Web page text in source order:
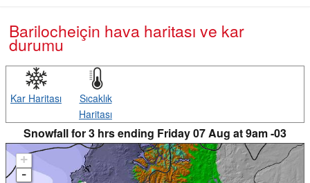
Barilocheiçin hava haritası ve kar
durumu
Kar Haritası
Sıcaklık
Haritası
Snowfall for 3 hrs ending Friday 07 Aug at 9am -03
+
-